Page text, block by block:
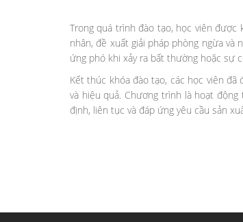
Trong quá trình đào tạo, học viên
nhân, đề xuất giải pháp phòng ngừa và
ứng phó khi xảy ra bất thường hoặc sự
Kết thúc khóa đào tạo, các học viên
và hiệu quả. Chương trình là hoạt
định, liên tục và đáp ứng yêu cầu sản
Trần Bảo